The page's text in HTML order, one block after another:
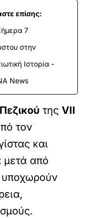
επίσης:
7
στην
Ιστορία -
News
τηςVΙΙ
τον
και
μετά από